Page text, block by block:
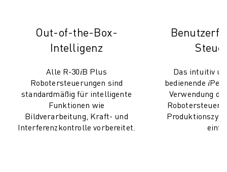
ALLE BRANCHEN
AUTOMOBIL
ELEKTRISCHE FAHRZEUGE
LEBENSMITTEL UND GETRÄNKE
MEDIZIN
Out-of-the-Box-
Intelligenz
Alle R-30𝑖B Plus
Robotersteuerungen sind
standardmäßig für intelligente
Funktionen wie
Bildverarbeitung, Kraft- und
Interferenzkontrolle vorbereitet.
Das intuitiv
bedienende
Verwendung